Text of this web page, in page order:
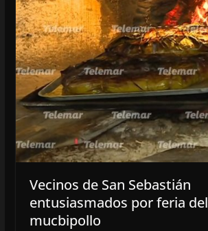
Vecinos de San Sebastián
entusiasmados por feria del
mucbipollo